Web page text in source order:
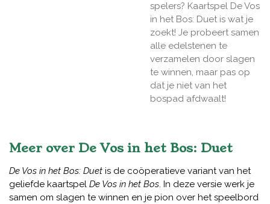
spelers? Kaartspel De Vos
in het Bos: Duet is wat je
zoekt! Je probeert samen
alle edelstenen te
verzamelen door slagen
te winnen, maar pas op
dat je niet van het
bospad afdwaalt!
Meer over De Vos in het Bos: Duet
De Vos in het Bos: Duet is de coöperatieve variant van het
geliefde kaartspel De Vos in het Bos. In deze versie werk je
samen om slagen te winnen en je pion over het speelbord